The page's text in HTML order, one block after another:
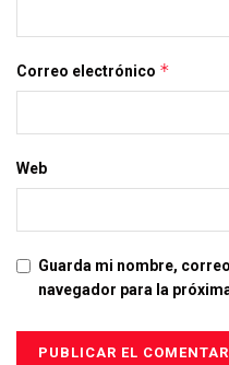
Correo electrónico *
Web
Guarda mi nombre,
navegador para la